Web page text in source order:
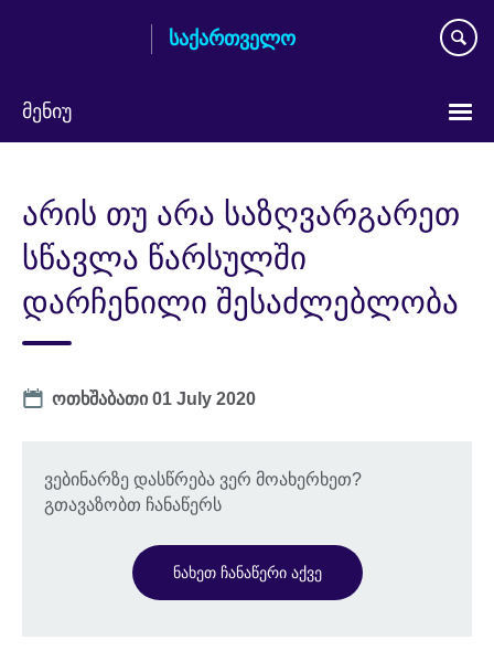
საქართველო
მენიუ
არის თუ არა საზღვარგარეთ
სწავლა წარსულში
დარჩენილი შესაძლებლობა
Date
ოთხშაბათი 01 July 2020
ვებინარზე დასწრება ვერ მოახერხეთ?
გთავაზობთ ჩანაწერს
ნახეთ ჩანაწერი აქვე